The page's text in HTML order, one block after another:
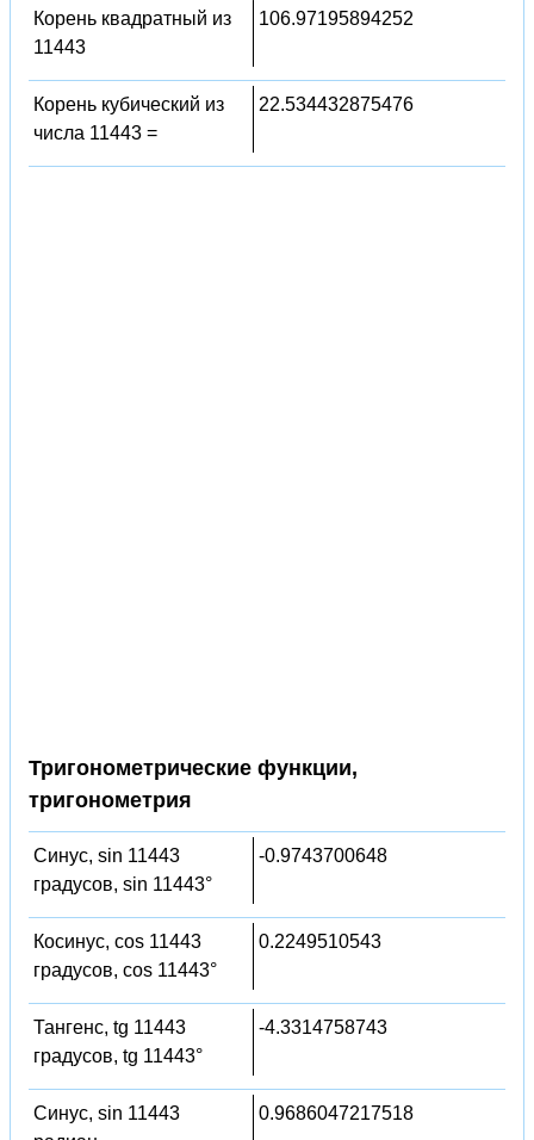
Корень квадратный из
11443
106.97195894252
Корень кубический из
числа 11443 =
22.534432875476
Тригонометрические функции,
тригонометрия
Синус, sin 11443
градусов, sin 11443°
-0.9743700648
Косинус, cos 11443
градусов, cos 11443°
0.2249510543
Тангенс, tg 11443
градусов, tg 11443°
-4.3314758743
Синус, sin 11443
0.9686047217518